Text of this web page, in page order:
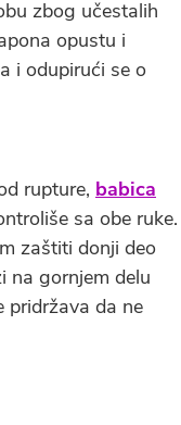
zbog učestalih
opustu i
i odupirući se o
rupture, babica
sa obe ruke.
zaštiti donji deo
na gornjem delu
pridržava da ne